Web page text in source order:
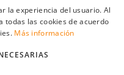
la experiencia del usuario. Al
todas las cookies de acuerdo
Más información